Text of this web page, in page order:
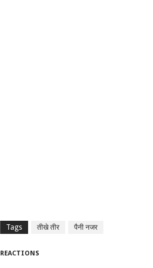
Tags तीखे तीर पैनी नजर
REACTIONS